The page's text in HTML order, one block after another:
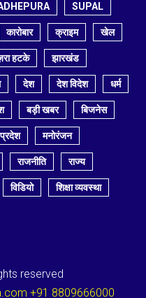
SUPAL
कारोबार क्राइम खेल
हटके झारखंड
देश देश विदेश धर्म
बड़ी खबर बिजनेस
मनोरंजन
राजनीति राज्य
विडियो शिक्षा व्यवस्था
reserved
+91 8809666000